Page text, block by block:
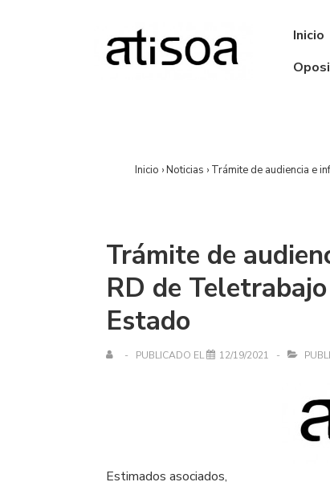
principal
Inicio
Inicio ›Noticias › Trámite de audiencia e
Trámite de
RD de
Estado
PUBLICADO EL 12/19/2021
Estimados asociados,